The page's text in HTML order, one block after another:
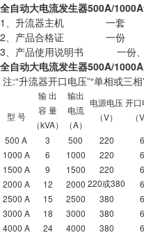
全自动大电流发生器500A/1000A
1、升流器主机 一套
2、产品合格证 一份
3、产品使用说明书 一份、
全自动大电流发生器500A/1000A
注:“升流器开口电压”“单相或三
型 号
输 出
容 量
（kVA）
输出
电流
（A）
电源电压
（V）
开口
（V
500 A 3 500 220 6
1000 A 6 1000 220 6
1500 A 9 1500 220 6
2000 A 12 2000 220或380 6
2500 A 15 2500 380 6
3000 A 18 3000 380 6
4000 A 24 4000 380 6